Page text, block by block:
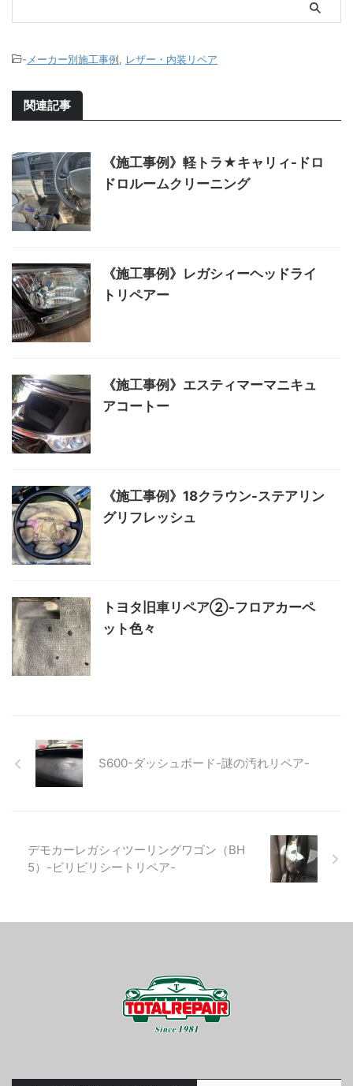
-メーカー別施工事例, レザー・内装リペア
関連記事
《施工事例》軽トラ★キャリィ-ドロ
ドロルームクリーニング
《施工事例》レガシィーヘッドライ
トリペアー
《施工事例》エスティマーマニキュ
アコートー
《施工事例》18クラウン-ステアリン
グリフレッシュ
トヨタ旧車リペア②-フロアカーペ
ット色々
S600-ダッシュボード-謎の汚れリペア-
デモカーレガシィツーリングワゴン（BH
5）-ビリビリシートリペア-